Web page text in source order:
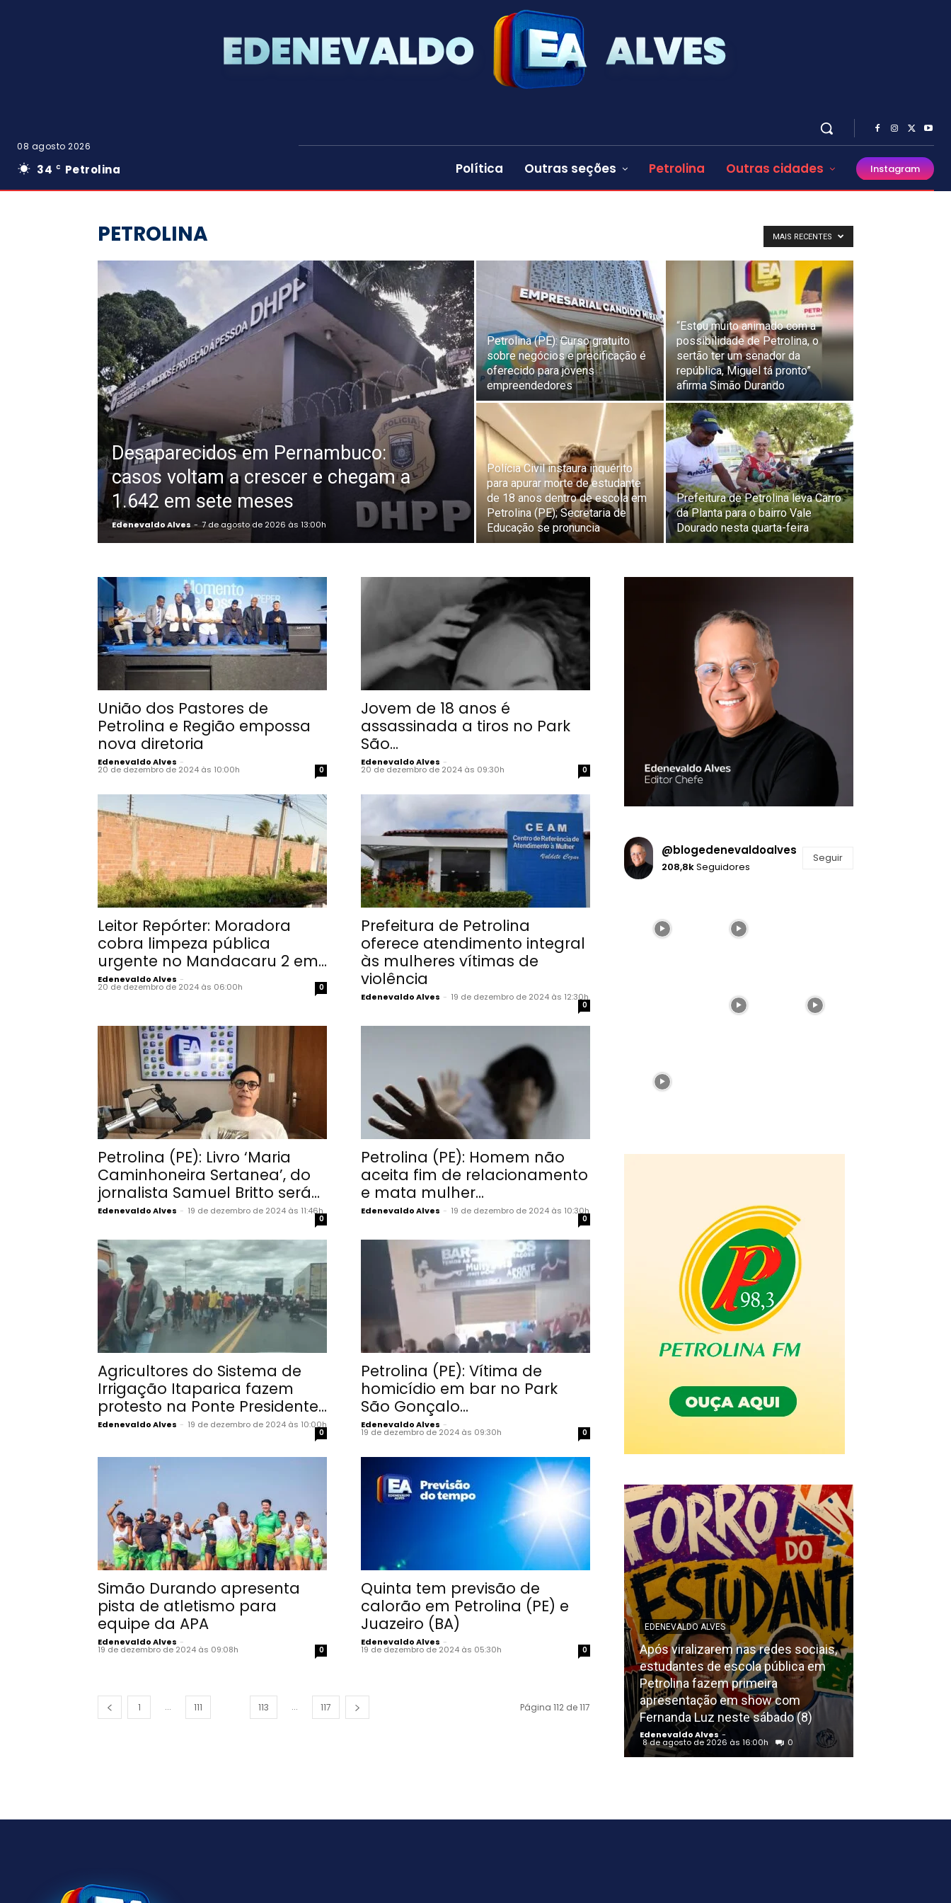
08 agosto 2026
34 C Petrolina Política Outras seções Petrolina Outras cidades Instagram
PETROLINA MAIS RECENTES
Desaparecidos em Pernambuco:
casos voltam a crescer e chegam a
1.642 em sete meses
Edenevaldo Alves - 7 de agosto de 2026 às 13:00h
Petrolina (PE): Curso gratuito
sobre negócios e precificação é
oferecido para jovens
empreendedores
“Estou muito animado com a
possibilidade de Petrolina, o
sertão ter um senador da
república, Miguel tá pronto”
afirma Simão Durando
Polícia Civil instaura inquérito
para apurar morte de estudante
de 18 anos dentro de escola em
Petrolina (PE); Secretaria de
Educação se pronuncia
Prefeitura de Petrolina leva Carro
da Planta para o bairro Vale
Dourado nesta quarta-feira
União dos Pastores de
Petrolina e Região empossa
nova diretoria
Edenevaldo Alves -
20 de dezembro de 2024 às 10:00h 0
Jovem de 18 anos é
assassinada a tiros no Park
São...
Edenevaldo Alves -
20 de dezembro de 2024 às 09:30h 0
Leitor Repórter: Moradora
cobra limpeza pública
urgente no Mandacaru 2 em...
Edenevaldo Alves -
20 de dezembro de 2024 às 06:00h 0
Prefeitura de Petrolina
oferece atendimento integral
às mulheres vítimas de
violência
Edenevaldo Alves - 19 de dezembro de 2024 às 12:30h
0
Petrolina (PE): Livro ‘Maria
Caminhoneira Sertanea’, do
jornalista Samuel Britto será...
Edenevaldo Alves - 19 de dezembro de 2024 às 11:46h
0
Petrolina (PE): Homem não
aceita fim de relacionamento
e mata mulher...
Edenevaldo Alves - 19 de dezembro de 2024 às 10:30h
0
Agricultores do Sistema de
Irrigação Itaparica fazem
protesto na Ponte Presidente...
Edenevaldo Alves - 19 de dezembro de 2024 às 10:00h
0
Petrolina (PE): Vítima de
homicídio em bar no Park
São Gonçalo...
Edenevaldo Alves -
19 de dezembro de 2024 às 09:30h 0
Simão Durando apresenta
pista de atletismo para
equipe da APA
Edenevaldo Alves -
19 de dezembro de 2024 às 09:08h 0
Quinta tem previsão de
calorão em Petrolina (PE) e
Juazeiro (BA)
Edenevaldo Alves -
19 de dezembro de 2024 às 05:30h 0
1 ... 111 113 ... 117 Página 112 de 117
@blogedenevaldoalves
208,8kSeguidores
Seguir
EDENEVALDO ALVES
Após viralizarem nas redes sociais,
estudantes de escola pública em
Petrolina fazem primeira
apresentação em show com
Fernanda Luz neste sábado (8)
Edenevaldo Alves -
8 de agosto de 2026 às 16:00h 0